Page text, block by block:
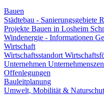
Bauen
Städtebau - Sanierungsgebiete
Projekte Bauen in Losheim
Windenergie - Informationen
Wirtschaft
Wirtschaftsstandort
Unternehmen
Offenlegungen
Bauleitplanung
Umwelt, Mobilität &